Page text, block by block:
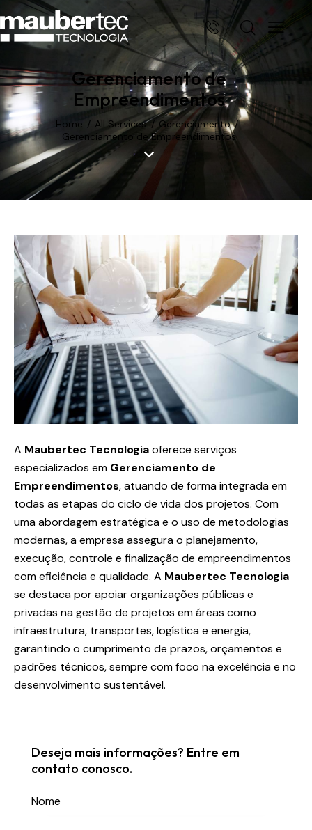
Gerenciamento de
Empreendimentos
Home All Services
Gerenciamento
Gerenciamento de Empreendimentos
A Maubertec Tecnologiaoferece serviços
especializados em Gerenciamento de
Empreendimentos, atuando de forma integrada em
todas as etapas do ciclo de vida dos projetos. Com
uma abordagem estratégica e o uso de metodologias
modernas, a empresa assegura o planejamento,
execução, controle e finalização de empreendimentos
com eficiência e qualidade. A Maubertec Tecnologia
se destaca por apoiar organizações públicas e
privadas na gestão de projetos em áreas como
infraestrutura, transportes, logística e energia,
garantindo o cumprimento de prazos, orçamentos e
padrões técnicos, sempre com foco na excelência e no
desenvolvimento sustentável.
Deseja mais informações? Entre em
contato conosco.